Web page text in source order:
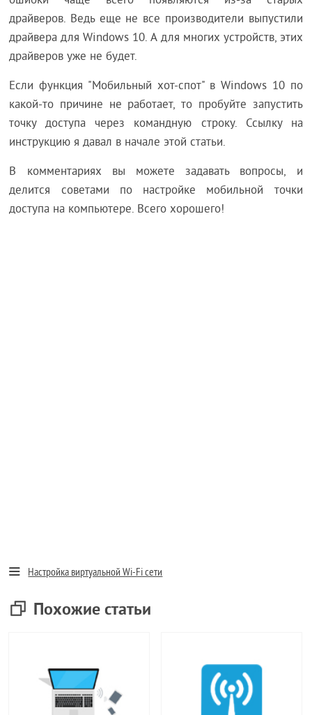
драйверов. Ведь еще не все производители выпустили
драйвера для Windows 10. А для многих устройств, этих
драйверов уже не будет.
Если функция "Мобильный хот-спот" в Windows 10 по
какой-то причине не работает, то пробуйте запустить
точку доступа через командную строку. Ссылку на
инструкцию я давал в начале этой статьи.
В комментариях вы можете задавать вопросы, и
делится советами по настройке мобильной точки
доступа на компьютере. Всего хорошего!
Настройка виртуальной Wi-Fi сети
Похожие статьи